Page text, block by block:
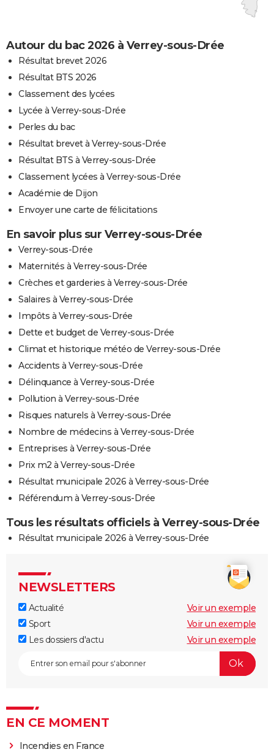
Autour du bac 2026 à Verrey-sous-Drée
Résultat brevet 2026
Résultat BTS 2026
Classement des lycées
Lycée à Verrey-sous-Drée
Perles du bac
Résultat brevet à Verrey-sous-Drée
Résultat BTS à Verrey-sous-Drée
Classement lycées à Verrey-sous-Drée
Académie de Dijon
Envoyer une carte de félicitations
En savoir plus sur Verrey-sous-Drée
Verrey-sous-Drée
Maternités à Verrey-sous-Drée
Crèches et garderies à Verrey-sous-Drée
Salaires à Verrey-sous-Drée
Impôts à Verrey-sous-Drée
Dette et budget de Verrey-sous-Drée
Climat et historique météo de Verrey-sous-Drée
Accidents à Verrey-sous-Drée
Délinquance à Verrey-sous-Drée
Pollution à Verrey-sous-Drée
Risques naturels à Verrey-sous-Drée
Nombre de médecins à Verrey-sous-Drée
Entreprises à Verrey-sous-Drée
Prix m2 à Verrey-sous-Drée
Résultat municipale 2026 à Verrey-sous-Drée
Référendum à Verrey-sous-Drée
Tous les résultats officiels à Verrey-sous-Drée
Résultat municipale 2026 à Verrey-sous-Drée
NEWSLETTERS
Actualité
Voir un exemple
Sport
Voir un exemple
Les dossiers d'actu
Voir un exemple
EN CE MOMENT
Incendies en France